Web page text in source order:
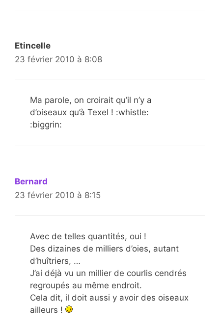
Etincelle
23 février 2010 à 8:08
Ma parole, on croirait qu’il n’y a
d’oiseaux qu’à Texel ! :whistle:
:biggrin:
Bernard
23 février 2010 à 8:15
Avec de telles quantités, oui !
Des dizaines de milliers d’oies, autant
d’huîtriers, …
J’ai déjà vu un millier de courlis cendrés
regroupés au même endroit.
Cela dit, il doit aussi y avoir des oiseaux
ailleurs !